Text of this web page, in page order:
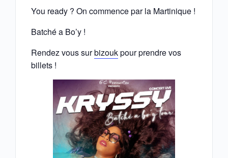
You ready ? On commence par la Martinique !
Batché a Bo’y !
Rendez vous surbizoukpour prendre vos
billets !